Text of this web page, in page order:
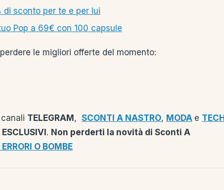
di sconto per te e per lui
Pop a 69€ con 100 capsule
le migliori offerte del momento:
TELEGRAM , SCONTI A NASTRO, MODA e TECH
ESCLUSIVI . Non perderti la novità di Sconti A
O BOMBE